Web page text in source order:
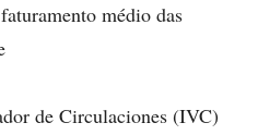
médio das
de Circulaciones (IVC)